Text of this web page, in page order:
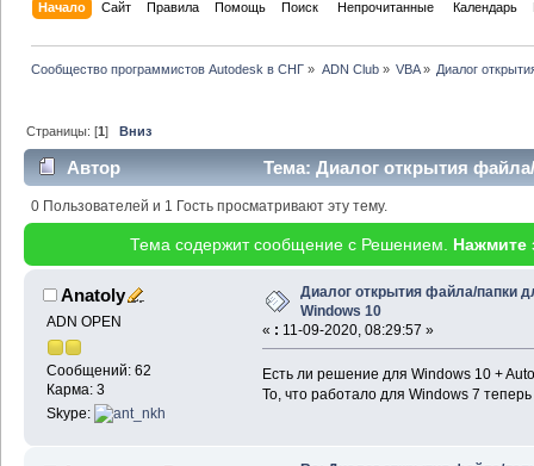
Начало Сайт Правила Помощь Поиск Непрочитанные Календарь
Сообщество программистов Autodesk в СНГ » ADN Club» VBA» Диалог
Страницы: [1]Вниз
Автор
Тема: Диалог открытия
35233 раз)
0 Пользователей и 1 Гость просматривают эту тему.
Тема содержит сообщение с Решением. Нажмите
Anatoly
ADN OPEN
Сообщений: 62
Карма: 3
Skype:
Диалог открытия файла/папки
Windows 10
« : 11-09-2020, 08:29:57 »
Есть ли решение для Windows 10 +
То, что работало для Windows 7